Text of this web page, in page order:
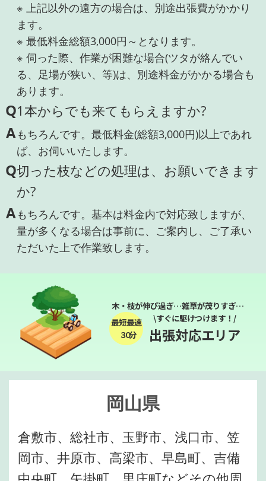
※ 上記以外の遠方の場合は、別途出張費がかかり
ます。
※ 最低料金総額3,000円～となります。
※ 伺った際、作業が困難な場合(ツタが絡んでい
る、足場が狭い、等)は、別途料金がかかる場合も
あります。
Q1本からでも来てもらえますか?
Aもちろんです。最低料金(総額3,000円)以上であれ
ば、お伺いいたします。
Q切った枝などの処理は、お願いできます
か?
Aもちろんです。基本は料金内で対応致しますが、
量が多くなる場合は事前に、ご案内し、ご了承い
ただいた上で作業致します。
木・枝が伸び過ぎ…雑草が茂りすぎ…
最短最速
３０分
\すぐに駆けつけます！/
出張対応エリア
岡山県
倉敷市、総社市、玉野市、浅口市、笠
岡市、井原市、高梁市、早島町、吉備